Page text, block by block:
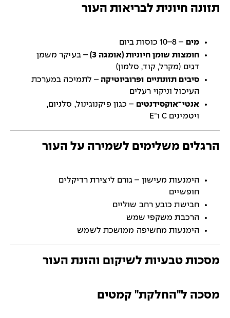
תזונה חיונית לבריאות העור
מים – 8–10 כוסות ביום
חומצות שומן חיוניות (אומגה 3)
– בעיקר משמן
דגים (מקרל, קוד, סלמון)
סיבים תזונתיים ופרוביוטיקה– לתמיכה במערכת
העיכול וניקוי רעלים
אנטי־אוקסידנטים – כגון פיקנוגינול, סלניום,
ויטמינים C ו־E
הרגלים משלימים לשמירה על העור
הימנעות מעישון – גורם ליצירת רדיקלים
חופשיים
חבישת כובע רחב שוליים
הרכבת משקפי שמש
הימנעות מחשיפה ממושכת לשמש
מסכות טבעיות לשיקום והזנת העור
מסכה ל"החלקת" קמטים